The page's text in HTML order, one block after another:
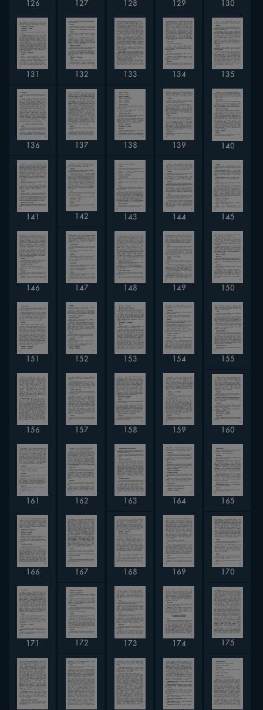
126 127 128 129 130
131 132 133 134 135
136 137 138 139 140
141 142 143 144 145
146 147 148 149 150
151 152 153 154 155
156 157 158 159 160
161 162 163 164 165
166 167 168 169 170
171 172 173 174 175